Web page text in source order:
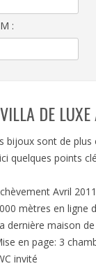
:
VILLA DE
bijoux sont de
quelques points
Avril
mètres en ligne
dernière maison
en page: 3
invité